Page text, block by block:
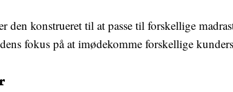
den konstrueret til at passe til forskellige
fokus på at imødekomme forskellige